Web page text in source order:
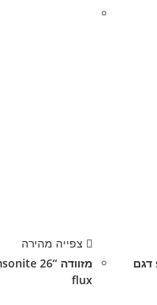
מזוודה “26 samsonite דגם
צפייה מהירה
flux